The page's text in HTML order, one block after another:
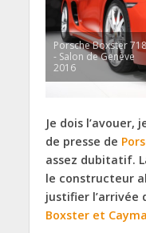
Porsche Boxster 718
- Salon de Genève
2016
Je dois l’avouer,
de presse de
assez dubitatif.
le constructeur
justifier l’arrivée
Boxster et